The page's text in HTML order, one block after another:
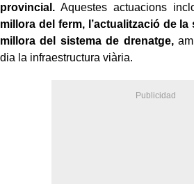
provincial. Aquestes actuacions
millora del ferm, l’actualització de
millora del sistema de drenatge,
dia la infraestructura viària.